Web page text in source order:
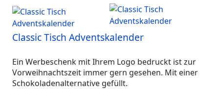
Classic Tisch Adventskalender
Ein Werbeschenk mit Ihrem Logo bedruckt ist zur
Vorweihnachtszeit immer gern gesehen. Mit einer
Schokoladenalternative gefüllt.